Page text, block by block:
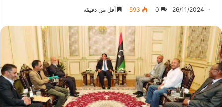
26/11/2024
0
593 أقل من دقيقة